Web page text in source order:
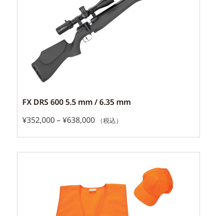
FX DRS 600 5.5 mm / 6.35 mm
¥352,000–¥638,000 （税込）